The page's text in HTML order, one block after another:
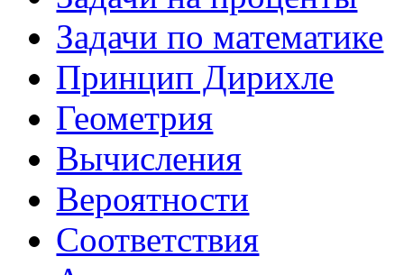
Задачи по математике
Принцип Дирихле
Геометрия
Вычисления
Вероятности
Соответствия